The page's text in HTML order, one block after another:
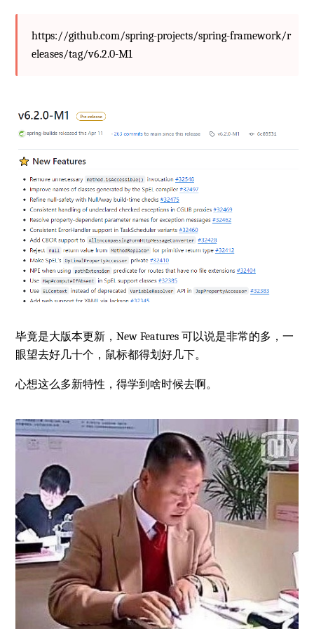
https://github.com/spring-projects/spring-framework/r
eleases/tag/v6.2.0-M1
毕竟是大版本更新，New Features 可以说是非常的多，一
眼望去好几十个，鼠标都得划好几下。
心想这么多新特性，得学到啥时候去啊。